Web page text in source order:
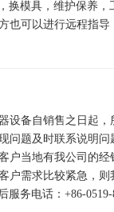
换模具，维护保养，
也可以进行远程指
设备自销售之日起，
问题及时联系说明问
户当地有我公司的经
户需求比较紧急，则
服务电话：+86-0519-